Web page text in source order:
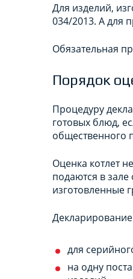
Для изделий,
034/2013. А для
Обязательная
Порядок
Процедуру
готовых блюд,
общественного
Оценка котлет
подаются в
изготовленные
для
на одну